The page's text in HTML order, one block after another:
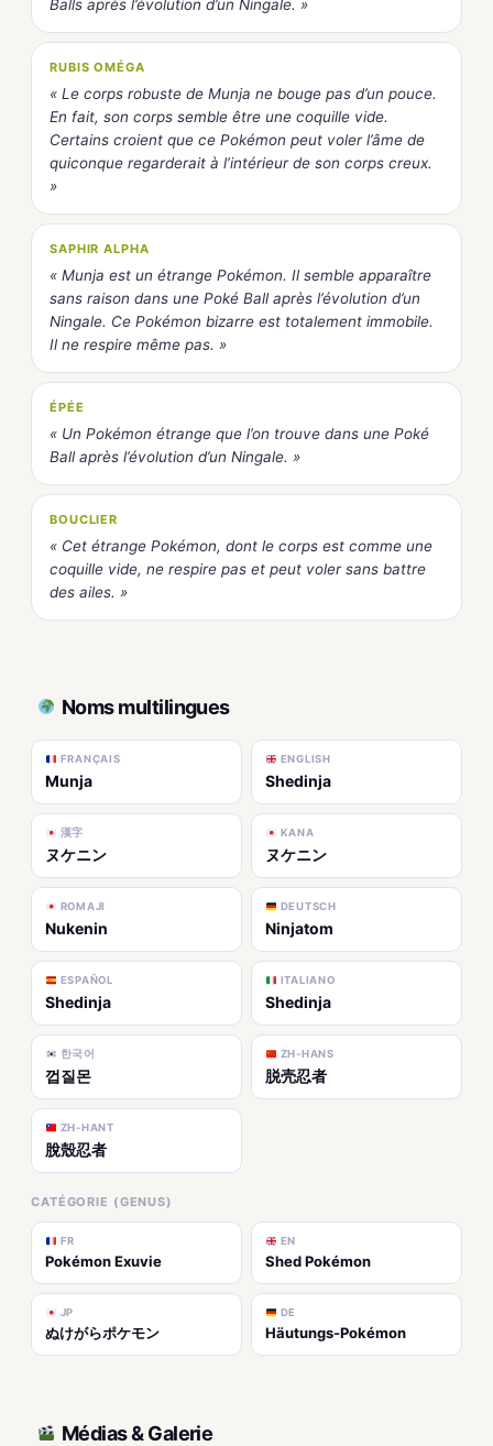
Balls après l’évolution d’un Ningale. »
RUBIS OMÉGA
« Le corps robuste de Munja ne bouge pas d’un pouce.
En fait, son corps semble être une coquille vide.
Certains croient que ce Pokémon peut voler l’âme de
quiconque regarderait à l’intérieur de son corps creux.
»
SAPHIR ALPHA
« Munja est un étrange Pokémon. Il semble apparaître
sans raison dans une Poké Ball après l’évolution d’un
Ningale. Ce Pokémon bizarre est totalement immobile.
Il ne respire même pas. »
ÉPÉE
« Un Pokémon étrange que l’on trouve dans une Poké
Ball après l’évolution d’un Ningale. »
BOUCLIER
« Cet étrange Pokémon, dont le corps est comme une
coquille vide, ne respire pas et peut voler sans battre
des ailes. »
Noms multilingues
FRANÇAIS
Munja
ENGLISH
Shedinja
漢字
ヌケニン
KANA
ヌケニン
ROMAJI
Nukenin
DEUTSCH
Ninjatom
ESPAÑOL
Shedinja
ITALIANO
Shedinja
한국어
껍질몬
ZH-HANS
脱壳忍者
ZH-HANT
脫殼忍者
CATÉGORIE (GENUS)
FR
Pokémon Exuvie
EN
Shed Pokémon
JP
ぬけがらポケモン
DE
Häutungs-Pokémon
Médias & Galerie